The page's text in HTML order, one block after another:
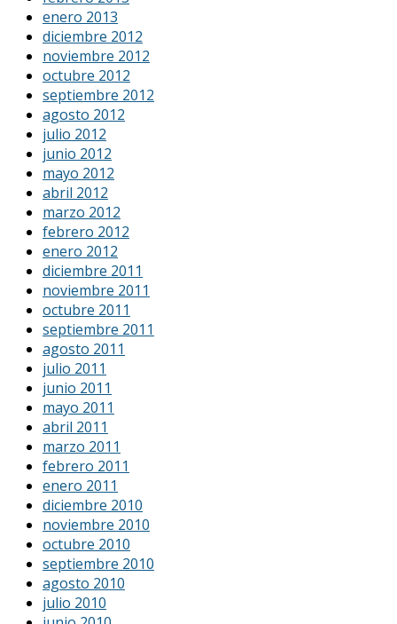
enero 2013
diciembre 2012
noviembre 2012
octubre 2012
septiembre 2012
agosto 2012
julio 2012
junio 2012
mayo 2012
abril 2012
marzo 2012
febrero 2012
enero 2012
diciembre 2011
noviembre 2011
octubre 2011
septiembre 2011
agosto 2011
julio 2011
junio 2011
mayo 2011
abril 2011
marzo 2011
febrero 2011
enero 2011
diciembre 2010
noviembre 2010
octubre 2010
septiembre 2010
agosto 2010
julio 2010